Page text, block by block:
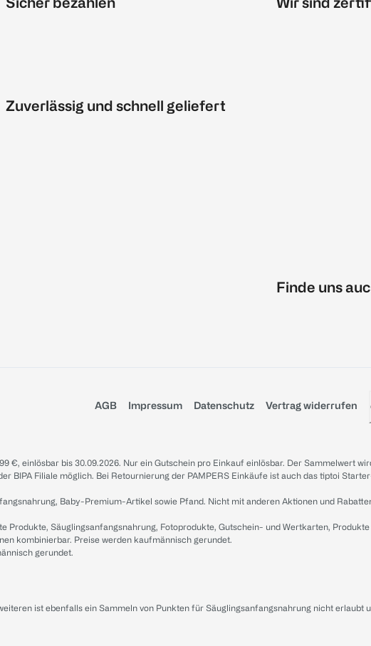
Zuverlässig und schnell geliefert
Finde uns
AGB Impressum Datenschutz Vertrag widerrufen
€, einlösbar bis 30.09.2026. Nur ein Gutschein pro Einkauf einlösbar. Der Sammelwert
BIPA Filiale möglich. Bei Retournierung der PAMPERS Einkäufe ist auch das tiptoi
Baby-Premium-Artikel sowie Pfand. Nicht mit anderen Aktionen und
Produkte, Säuglingsanfangsnahrung, Fotoprodukte, Gutschein- und Wertkarten,
kombinierbar. Preise werden kaufmännisch gerundet.
gerundet.
ist ebenfalls ein Sammeln von Punkten für Säuglingsanfangsnahrung nicht erlaubt